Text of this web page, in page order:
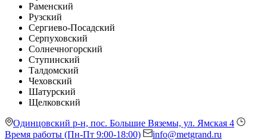
Раменский
Рузский
Сергиево-Посадский
Серпуховский
Солнечногорский
Ступинский
Талдомский
Чеховский
Шатурский
Щелковский
Одинцовский р-н, пос. Большие Вяземы, ул. Ямская 4
Время работы (Пн-Пт 9:00-18:00)
info@metgrand.ru